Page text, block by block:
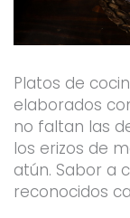
Platos de
elaborados
no faltan las
los erizos de
atún. Sabor a
reconocidos